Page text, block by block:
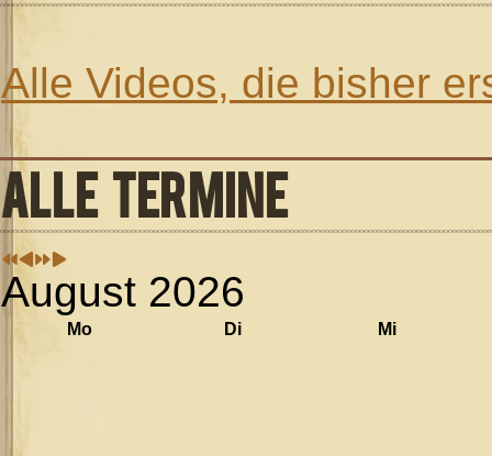
Alle Videos, die bisher
ALLE TERMINE
August 2026
Mo Di Mi